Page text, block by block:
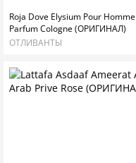
Roja Dove Elysium Pour Homme
Parfum Cologne (ОРИГИНАЛ)
ОТЛИВАНТЫ